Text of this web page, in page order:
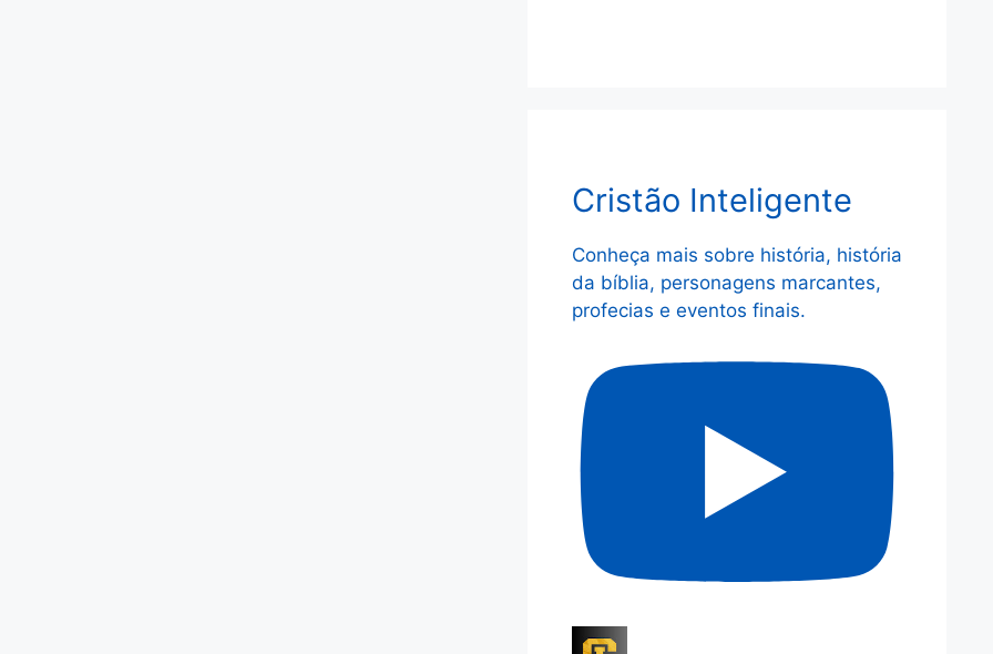
Cristão Inteligente
Conheça mais sobre história, história
da bíblia, personagens marcantes,
profecias e eventos finais.